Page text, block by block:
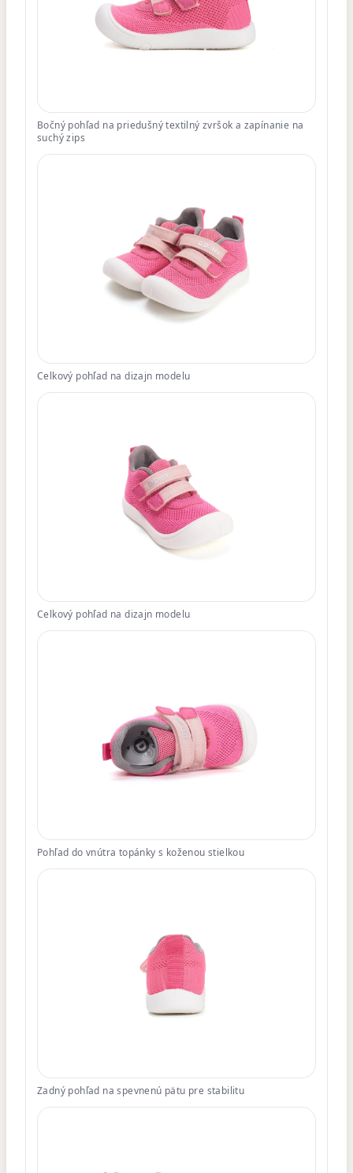
Bočný pohľad na priedušný textilný zvršok a zapínanie na
suchý zips
Celkový pohľad na dizajn modelu
Celkový pohľad na dizajn modelu
Pohľad do vnútra topánky s koženou stielkou
Zadný pohľad na spevnenú pätu pre stabilitu